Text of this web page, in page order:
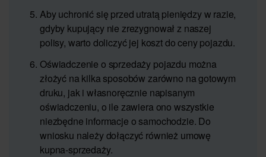
Aby uchronić się przed utratą pieniędzy w razie,
gdyby kupujący nie zrezygnował z naszej
polisy, warto doliczyć jej koszt do ceny pojazdu.
Oświadczenie o sprzedaży pojazdu można
złożyć na kilka sposobów zarówno na gotowym
druku, jak i własnoręcznie napisanym
oświadczeniu, o ile zawiera ono wszystkie
niezbędne informacje o samochodzie. Do
wniosku należy dołączyć również umowę
kupna-sprzedaży.